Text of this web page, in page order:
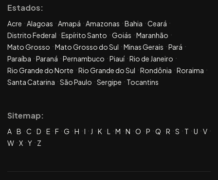
Estados:
Acre Alagoas Amapá Amazonas Bahia
Ceará
Distrito Federal
Espírito Santo Goiás
Maranhão
Mato Grosso
Mato Grosso do Sul Minas Gerais
Pará
Paraíba
Paraná Pernambuco Piauí Rio de Janeiro
Rio Grande do Norte
Rio Grande do Sul Rondônia
Roraima
Santa Catarina
São Paulo Sergipe Tocantins
Sitemap:
A B C D E F G H I J K L M N O P Q R S T U
V
W X Y Z